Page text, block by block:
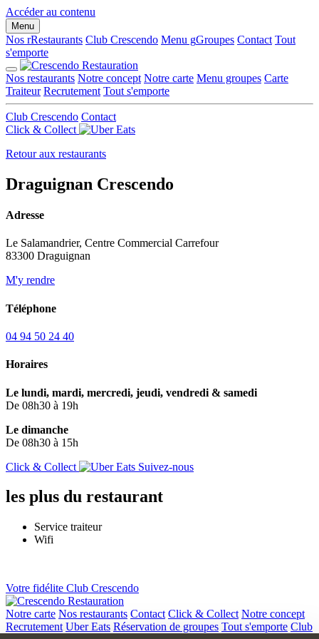
Accéder au contenu
Menu
Nos rRestaurants Club Crescendo Menu gGroupes Contact Tout
s'emporte
Nos restaurants Notre concept Notre carte Menu groupes Carte
Traiteur Recrutement Tout s'emporte
Club Crescendo Contact
Click & Collect
Retour aux restaurants
Draguignan Crescendo
Adresse
Le Salamandrier, Centre Commercial Carrefour
83300 Draguignan
M'y rendre
Téléphone
04 94 50 24 40
Horaires
Le lundi, mardi, mercredi, jeudi, vendredi & samedi
De 08h30 à 19h
Le dimanche
De 08h30 à 15h
Click & Collect
Suivez-nous
les plus du restaurant
Service traiteur
Wifi
Votre fidélite Club Crescendo
Notre carte Nos restaurants Contact Click & Collect Notre concept
Recrutement Uber Eats Réservation de groupes Tout s'emporte Club
Panneau de gestion des cookies